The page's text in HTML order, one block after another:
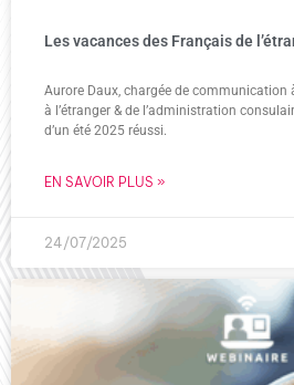
Les vacances des Français de
Aurore Daux, chargée de communication
à l’étranger & de l’administration
d’un été 2025 réussi.
EN SAVOIR PLUS »
24/07/2025